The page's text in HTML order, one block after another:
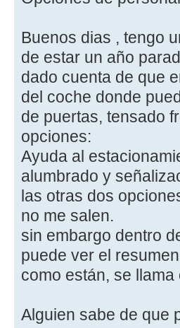
Buenos dias , tengo
de estar un año
dado cuenta de que
del coche donde
de puertas, tensado
opciones:
Ayuda al
alumbrado y
las otras dos
no me salen.
sin embargo dentro
puede ver el
como están, se
Alguien sabe de que